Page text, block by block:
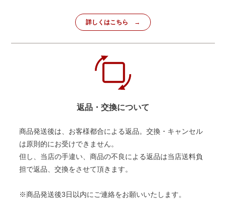
詳しくはこちら
返品・交換について
商品発送後は、お客様都合による返品。交換・キャンセル
は原則的にお受けできません。
但し、当店の手違い、商品の不良による返品は当店送料負
担で返品、交換をさせて頂きます。
※商品発送後3日以内にご連絡をお願いいたします。